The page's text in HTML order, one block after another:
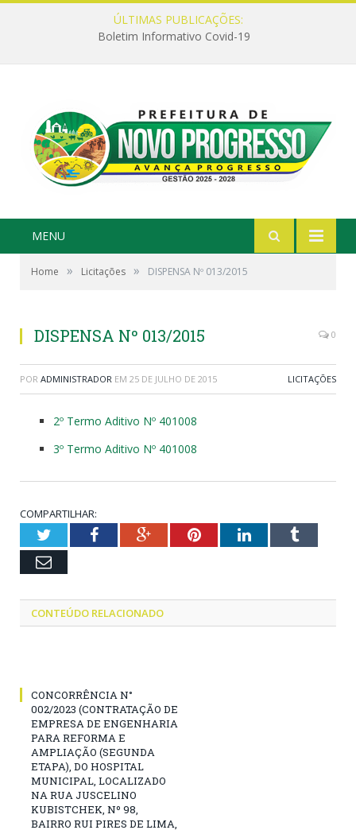
ÚLTIMAS PUBLICAÇÕES:
Boletim Informativo Covid-19
MENU
Home » Licitações » DISPENSA Nº 013/2015
DISPENSA Nº 013/2015 0
POR ADMINISTRADOR EM 25 DE JULHO DE 2015 LICITAÇÕES
2º Termo Aditivo Nº 401008
3º Termo Aditivo Nº 401008
COMPARTILHAR:
TwitterFacebookGoogle+PinterestLinkedInTumblr
Email
CONTEÚDO RELACIONADO
CONCORRÊNCIA N°
002/2023 (CONTRATAÇÃO DE
EMPRESA DE ENGENHARIA
PARA REFORMA E
AMPLIAÇÃO (SEGUNDA
ETAPA), DO HOSPITAL
MUNICIPAL, LOCALIZADO
NA RUA JUSCELINO
KUBISTCHEK, Nº 98,
BAIRRO RUI PIRES DE LIMA,